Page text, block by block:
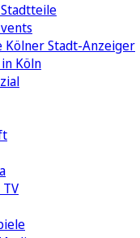
Kölner Stadt-Anzeiger
Köln